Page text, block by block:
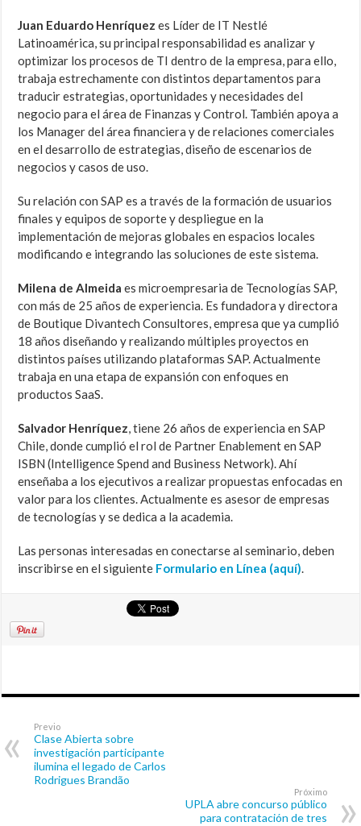
Juan Eduardo Henríquez es Líder de IT Nestlé
Latinoamérica, su principal responsabilidad es analizar y
optimizar los procesos de TI dentro de la empresa, para ello,
trabaja estrechamente con distintos departamentos para
traducir estrategias, oportunidades y necesidades del
negocio para el área de Finanzas y Control. También apoya a
los Manager del área financiera y de relaciones comerciales
en el desarrollo de estrategias, diseño de escenarios de
negocios y casos de uso.
Su relación con SAP es a través de la formación de usuarios
finales y equipos de soporte y despliegue en la
implementación de mejoras globales en espacios locales
modificando e integrando las soluciones de este sistema.
Milena de Almeida es microempresaria de Tecnologías SAP,
con más de 25 años de experiencia. Es fundadora y directora
de Boutique Divantech Consultores, empresa que ya cumplió
18 años diseñando y realizando múltiples proyectos en
distintos países utilizando plataformas SAP. Actualmente
trabaja en una etapa de expansión con enfoques en
productos SaaS.
Salvador Henríquez, tiene 26 años de experiencia en SAP
Chile, donde cumplió el rol de Partner Enablement en SAP
ISBN (Intelligence Spend and Business Network). Ahí
enseñaba a los ejecutivos a realizar propuestas enfocadas en
valor para los clientes. Actualmente es asesor de empresas
de tecnologías y se dedica a la academia.
Las personas interesadas en conectarse al seminario, deben
inscribirse en el siguiente Formulario en Línea (aquí).
Previo
Clase Abierta sobre
investigación participante
ilumina el legado de Carlos
Rodrigues Brandão
Próximo
UPLA abre concurso público
para contratación de tres